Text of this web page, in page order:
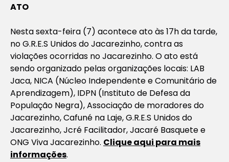
ATO
Nesta sexta-feira (7) acontece ato às 17h da tarde,
no G.R.E.S Unidos do Jacarezinho, contra as
violações ocorridas no Jacarezinho. O ato está
sendo organizado pelas organizações locais: LAB
Jaca, NICA (Núcleo Independente e Comunitário de
Aprendizagem), IDPN (Instituto de Defesa da
População Negra), Associação de moradores do
Jacarezinho, Cafuné na Laje, G.R.E.S Unidos do
Jacarezinho, Jcré Facilitador, Jacaré Basquete e
ONG Viva Jacarezinho. Clique aqui para mais
informações.